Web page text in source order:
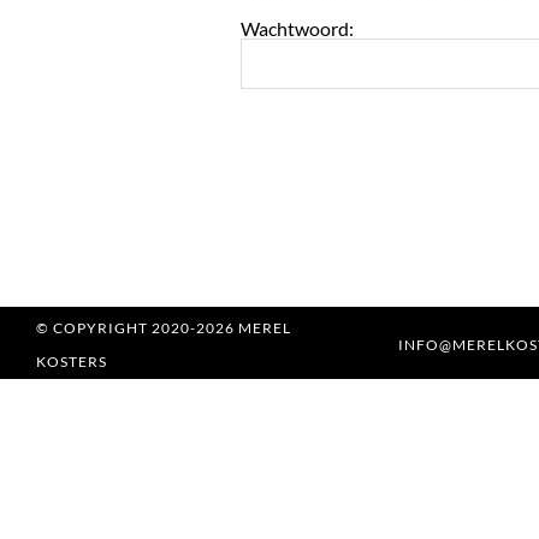
Wachtwoord:
© COPYRIGHT 2020-2026 MEREL
KOSTERS